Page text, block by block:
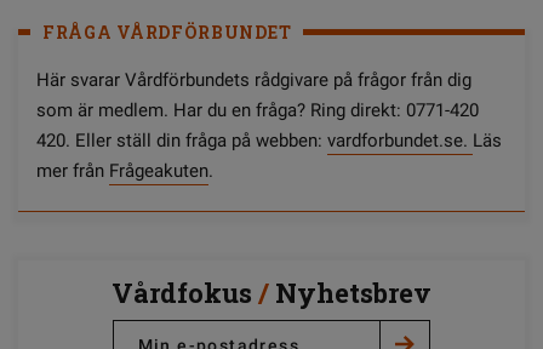
FRÅGA VÅRDFÖRBUNDET
Här svarar Vårdförbundets rådgivare på frågor från dig
som är medlem. Har du en fråga? Ring direkt: 0771-420
420. Eller ställ din fråga på webben: vardforbundet.se. Läs
mer från Frågeakuten.
Vårdfokus / Nyhetsbrev